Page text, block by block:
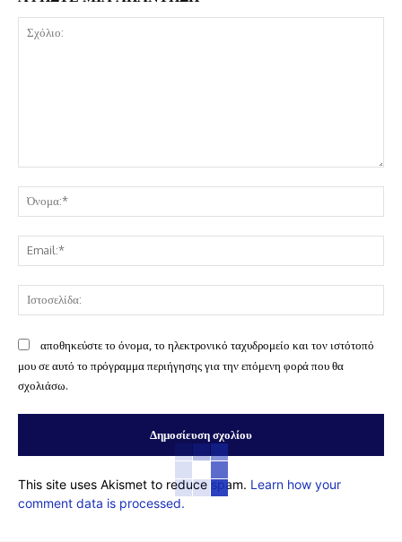
αποθηκεύστε το όνομα, το ηλεκτρονικό ταχυδρομείο και τον ιστότοπό
μου σε αυτό το πρόγραμμα περιήγησης για την επόμενη φορά που θα
σχολιάσω.
This site uses Akismet to reduce spam. Learn how your
comment data is processed.